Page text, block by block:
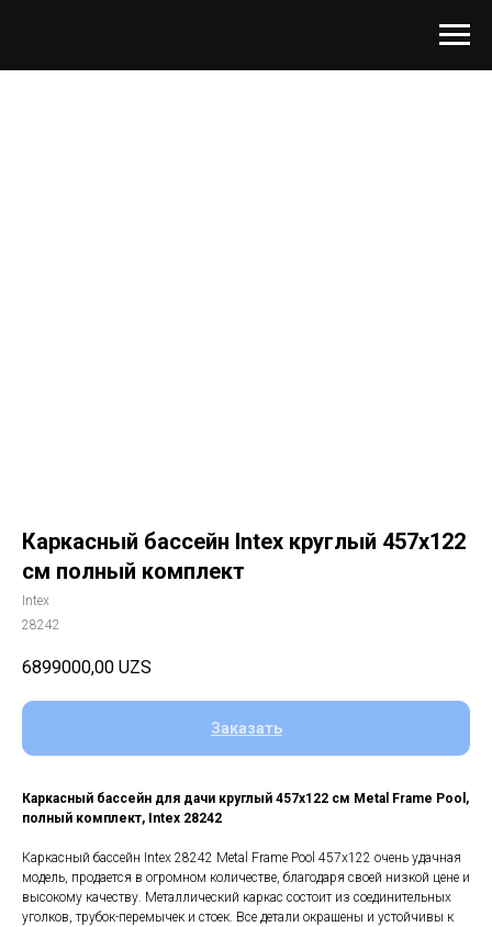
Каркасный бассейн Intex круглый 457x122
см полный комплект
Intex
28242
6899000,00 UZS
Заказать
Каркасный бассейн для дачи круглый 457x122 см Metal Frame Pool,
полный комплект, Intex 28242
Каркасный бассейн Intex 28242 Metal Frame Pool 457x122 очень удачная
модель, продается в огромном количестве, благодаря своей низкой цене и
высокому качеству. Металлический каркас состоит из соединительных
уголков, трубок-перемычек и стоек. Все детали окрашены и устойчивы к